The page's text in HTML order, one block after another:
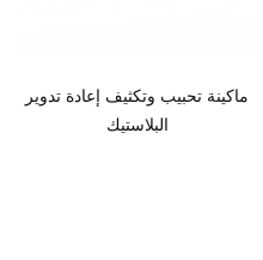
ماكينة تحبيب وتكثيف إعادة تدوير
البلاستيك